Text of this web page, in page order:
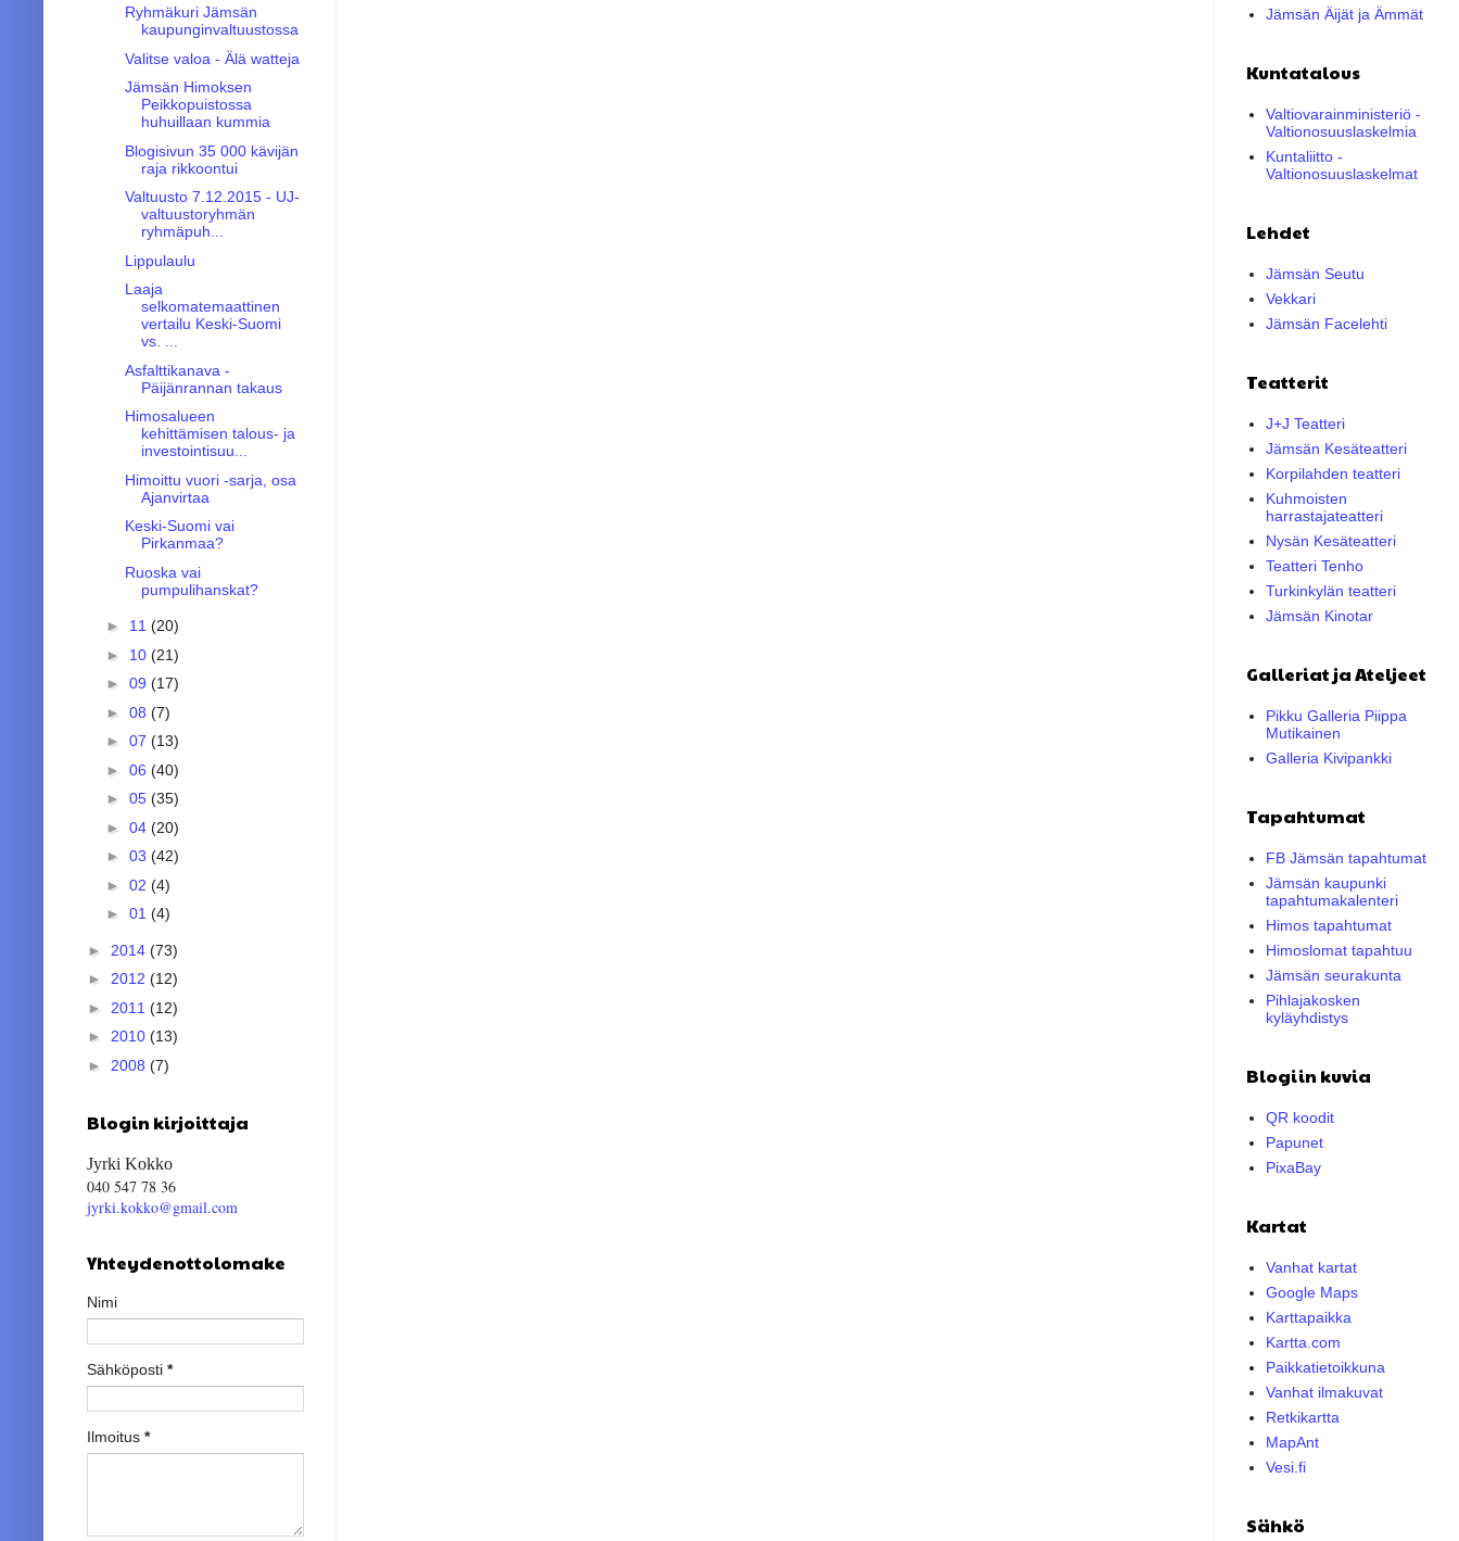
Ryhmäkuri Jämsän
kaupunginvaltuustossa
Valitse valoa - Älä watteja
Jämsän Himoksen
Peikkopuistossa
huhuillaan kummia
Blogisivun 35 000 kävijän
raja rikkoontui
Valtuusto 7.12.2015 - UJ-
valtuustoryhmän
ryhmäpuh...
Lippulaulu
Laaja
selkomatemaattinen
vertailu Keski-Suomi
vs. ...
Asfalttikanava -
Päijänrannan takaus
Himosalueen
kehittämisen talous- ja
investointisuu...
Himoittu vuori -sarja, osa
Ajanvirtaa
Keski-Suomi vai
Pirkanmaa?
Ruoska vai
pumpulihanskat?
► 11 (20)
► 10 (21)
► 09 (17)
► 08 (7)
► 07 (13)
► 06 (40)
► 05 (35)
► 04 (20)
► 03 (42)
► 02 (4)
► 01 (4)
► 2014 (73)
► 2012 (12)
► 2011 (12)
► 2010 (13)
► 2008 (7)
Blogin kirjoittaja
Jyrki Kokko
040 547 78 36
jyrki.kokko@gmail.com
Yhteydenottolomake
Nimi
Sähköposti *
Ilmoitus *
Jämsän Äijät ja Ämmät
Kuntatalous
Valtiovarainministeriö -
Valtionosuuslaskelmia
Kuntaliitto -
Valtionosuuslaskelmat
Lehdet
Jämsän Seutu
Vekkari
Jämsän Facelehti
Teatterit
J+J Teatteri
Jämsän Kesäteatteri
Korpilahden teatteri
Kuhmoisten
harrastajateatteri
Nysän Kesäteatteri
Teatteri Tenho
Turkinkylän teatteri
Jämsän Kinotar
Galleriat ja Ateljeet
Pikku Galleria Piippa
Mutikainen
Galleria Kivipankki
Tapahtumat
FB Jämsän tapahtumat
Jämsän kaupunki
tapahtumakalenteri
Himos tapahtumat
Himoslomat tapahtuu
Jämsän seurakunta
Pihlajakosken
kyläyhdistys
Blogiin kuvia
QR koodit
Papunet
PixaBay
Kartat
Vanhat kartat
Google Maps
Karttapaikka
Kartta.com
Paikkatietoikkuna
Vanhat ilmakuvat
Retkikartta
MapAnt
Vesi.fi
Sähkö